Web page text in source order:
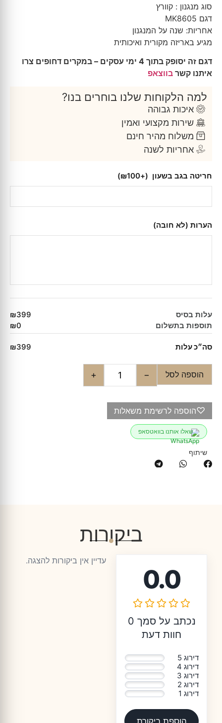
סוג מנגנון : קוורץ
דגם MK8605
אחריות: שנה על המנגנון
מגיע באריזה מקורית ואיכותית
דגם זה יסופק בתוך 4 ימי עסקים – במקרים דחופים צרו
איתנו קשר בווצאפ
למה הלקוחות שלנו בוחרים בנו?
איכות גבוהה
שירות מקצועי ואמין
משלוח מהיר חינם
אחריות לשנה
חריטה בגב בשעון (+₪100)
הערות (לא חובה)
עלות בסיס
₪399
תוספות בתשלום
₪0
סה״כ עלות ₪399
−
+ הוספה לסל
♡הוספה לרשימת משאלות
שאלו אותנו בוואטסאפ
שיתוף
ביקורות
0.0
נכתב על סמך 0
חוות דעת
דירוג 5
דירוג 4
דירוג 3
דירוג 2
דירוג 1
הוספת ביקורת
עדיין אין ביקורות להצגה.